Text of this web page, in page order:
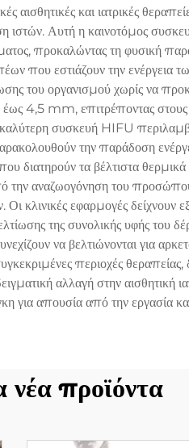
και ιατρικές
Αυτή η καινοτόμος
προκαλώντας τη φυσική
που εστιάζουν την ενέργεια
του οργανισμού χωρίς να
mm, επιτρέποντας στους
συσκευή HIFU
την παράδοση
διατηρούν τα βέλτιστα
την αναζωογόνηση του
κλινικές εφαρμογές δείχνουν
της συνολικής υφής του
να βελτιώνονται για
περιοχές θεραπείας,
αλλαγή στην αισθητική
για απουσία από την εργασία
νέα προϊόντα